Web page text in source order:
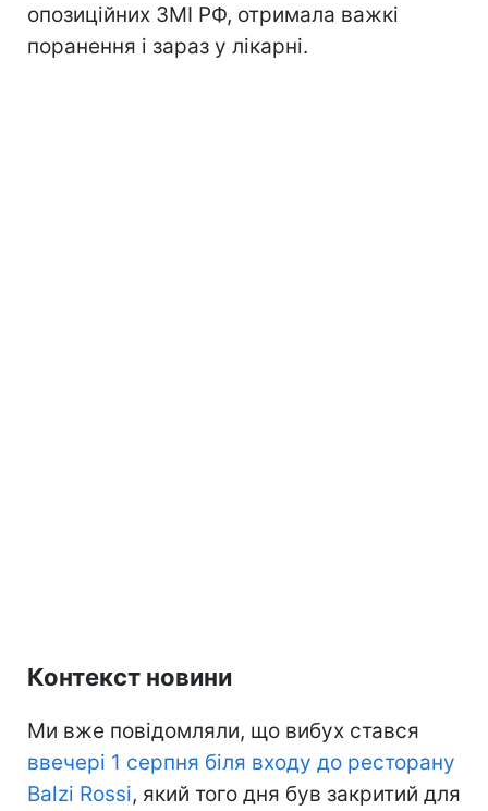
опозиційних ЗМІ РФ, отримала важкі
поранення і зараз у лікарні.
Контекст новини
Ми вже повідомляли, що вибух стався
ввечері 1 серпня біля входу до ресторану
Balzi Rossi, який того дня був закритий для